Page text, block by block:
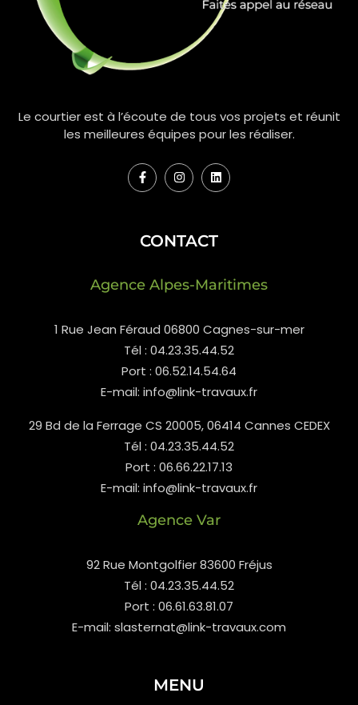
Le courtier est à l’écoute de tous vos projets et réunit
les meilleures équipes pour les réaliser.
CONTACT
Agence Alpes-Maritimes
1 Rue Jean Féraud 06800 Cagnes-sur-mer
Tél : 04.23.35.44.52
Port : 06.52.14.54.64
E-mail: info@link-travaux.fr
29 Bd de la Ferrage CS 20005, 06414 Cannes CEDEX
Tél : 04.23.35.44.52
Port : 06.66.22.17.13
E-mail: info@link-travaux.fr
Agence Var
92 Rue Montgolfier 83600 Fréjus
Tél : 04.23.35.44.52
Port : 06.61.63.81.07
E-mail: slasternat@link-travaux.com
MENU